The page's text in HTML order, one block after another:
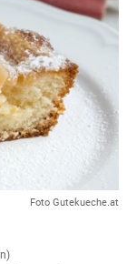
Foto Gutekueche.at